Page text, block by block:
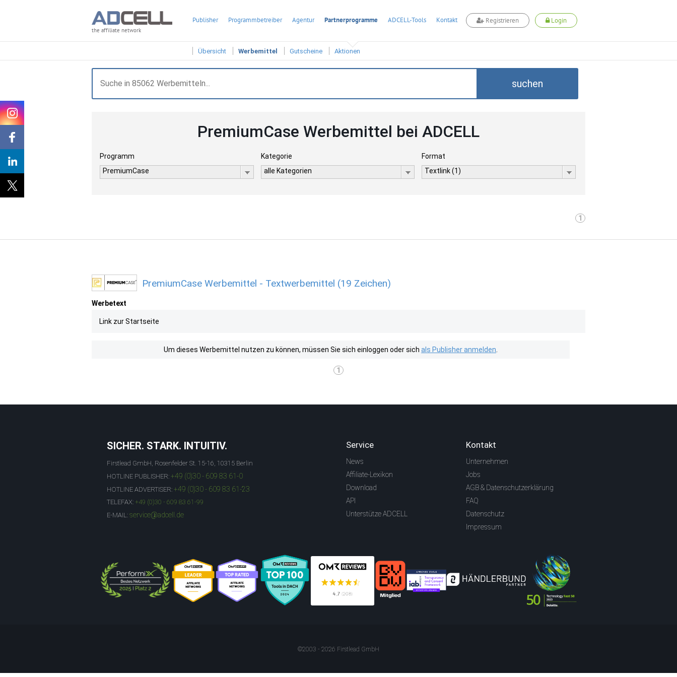
the affiliate network
Publisher Programmbetreiber Agentur Partnerprogramme ADCELL-Tools Kontakt Registrieren Login
Übersicht Werbemittel Gutscheine Aktionen
suchen
PremiumCase Werbemittel bei ADCELL
Programm
PremiumCase
Kategorie
alle Kategorien
Format
Textlink (1)
1
PremiumCase Werbemittel - Textwerbemittel (19 Zeichen)
Werbetext
Link zur Startseite
Um dieses Werbemittel nutzen zu können, müssen Sie sich einloggen oder sich als Publisher anmelden
1
SICHER. STARK. INTUITIV.
Firstlead GmbH, Rosenfelder St. 15-16, 10315 Berlin
HOTLINE PUBLISHER: +49 (0)30 - 609 83 61-0
HOTLINE ADVERTISER: +49 (0)30 - 609 83 61-23
TELEFAX: +49 (0)30 - 609 83 61-99
E-MAIL: service@adcell.de
Service
News
Affiliate-Lexikon
Download
API
Unterstütze ADCELL
Kontakt
Unternehmen
Jobs
AGB & Datenschutzerklärung
FAQ
Datenschutz
Impressum
©2003 - 2026 Firstlead GmbH